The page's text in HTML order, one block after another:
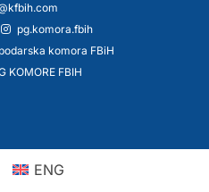
pg.komora.fbih
komora FBiH
KOMORE FBIH
ENG